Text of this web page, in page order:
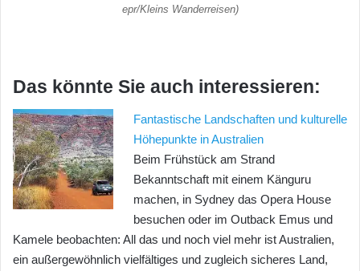
epr/Kleins Wanderreisen)
Das könnte Sie auch interessieren:
Fantastische Landschaften und kulturelle
Höhepunkte in Australien
Beim Frühstück am Strand
Bekanntschaft mit einem Känguru
machen, in Sydney das Opera House
besuchen oder im Outback Emus und
Kamele beobachten: All das und noch viel mehr ist Australien,
ein außergewöhnlich vielfältiges und zugleich sicheres Land,